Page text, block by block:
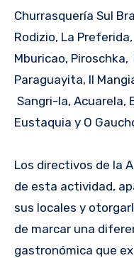
Churrasquería Sul
Rodizio, La
Mburicao, Piroschka,
Paraguayita, Il
Sangri-la, Acuarela,
Eustaquia y O
Los directivos de la
de esta actividad,
sus locales y
de marcar una
gastronómica que